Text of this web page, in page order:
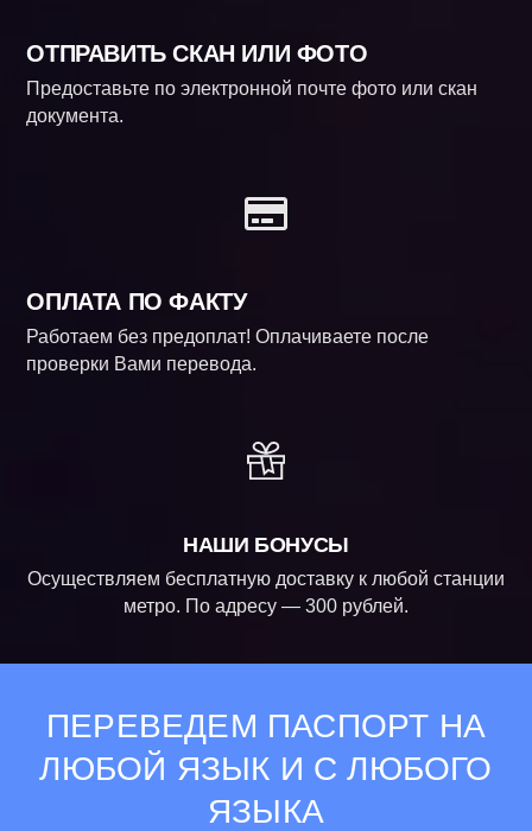
ОТПРАВИТЬ СКАН ИЛИ ФОТО
Предоставьте по электронной почте фото или скан
документа.
ОПЛАТА ПО ФАКТУ
Работаем без предоплат! Оплачиваете после
проверки Вами перевода.
НАШИ БОНУСЫ
Осуществляем бесплатную доставку к любой станции
метро. По адресу — 300 рублей.
ПЕРЕВЕДЕМ ПАСПОРТ НА
ЛЮБОЙ ЯЗЫК И С ЛЮБОГО
ЯЗЫКА